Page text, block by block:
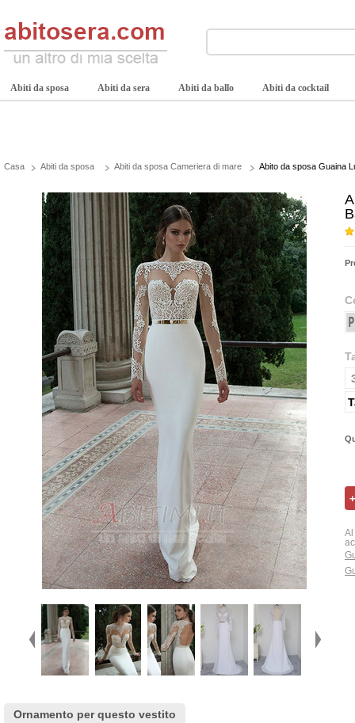
Abiti da sposa Abiti da sera Abiti da ballo Abiti da cocktail
Casa Abiti da sposa Abiti da sposa Cameriera di mare Abito da sposa Guaina
Al
Ornamento per questo vestito